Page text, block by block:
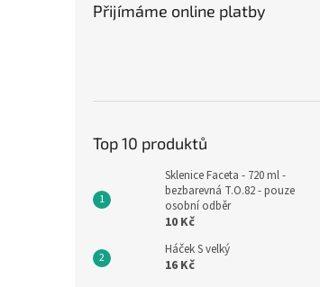
Přijímáme online platby
Top 10 produktů
Sklenice Faceta - 720 ml -
bezbarevná T.O.82 - pouze
osobní odběr
10 Kč
Háček S velký
16 Kč